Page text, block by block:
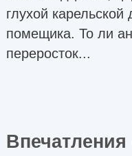
глухой
помещика. То ли
переросток...
Впечатления